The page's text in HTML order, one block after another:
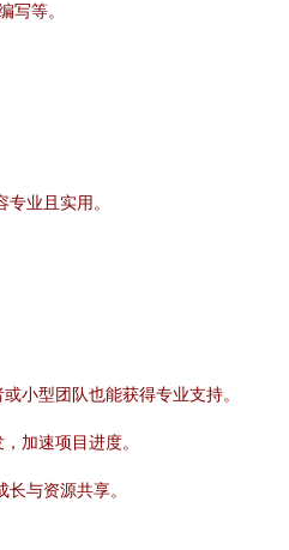
写等。
业且实用。
小型团队也能获得专业支持。
加速项目进度。
与资源共享。